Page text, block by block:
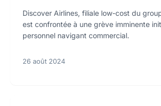
Discover Airlines, filiale low-cost du
est confrontée à une grève imminente
personnel navigant commercial.
26 août 2024